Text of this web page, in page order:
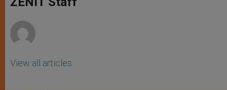
p e k
View all articles